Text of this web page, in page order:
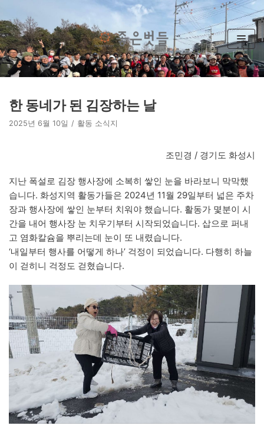
텐
츠
로
건
뛰
기
한 동네가 된 김장하는 날
2025년 6월 10일 활동 소식지
조민경 / 경기도 화성시
지난 폭설로 김장 행사장에 소복히 쌓인 눈을 바라보니 막막했
습니다. 화성지역 활동가들은 2024년 11월 29일부터 넓은 주차
장과 행사장에 쌓인 눈부터 치워야 했습니다. 활동가 몇분이 시
간을 내어 행사장 눈 치우기부터 시작되었습니다. 삽으로 퍼내
고 염화칼슘을 뿌리는데 눈이 또 내렸습니다.
‘내일부터 행사를 어떻게 하나’ 걱정이 되었습니다. 다행히 하늘
이 걷히니 걱정도 걷혔습니다.